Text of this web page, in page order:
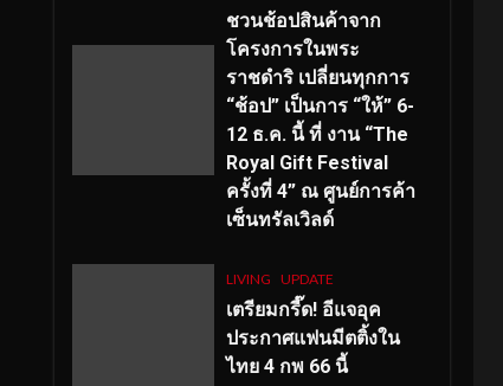
ชวนช้อปสินค้าจาก
โครงการในพระ
ราชดำริ เปลี่ยนทุกการ
“ช้อป” เป็นการ “ให้” 6-
12 ธ.ค. นี้ ที่ งาน “The
Royal Gift Festival
ครั้งที่ 4” ณ ศูนย์การค้า
เซ็นทรัลเวิลด์
LIVING UPDATE
เตรียมกรี๊ด! อีแจอุค
ประกาศแฟนมีตติ้งใน
ไทย 4 กพ 66 นี้